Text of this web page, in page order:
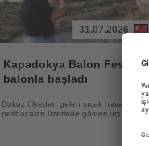
Oku
31.07.2026
Kapadokya Balon
balonla başladı
Dokuz ülkeden gelen sıcak hava
peribacaları üzerinde gösteri uçuşu